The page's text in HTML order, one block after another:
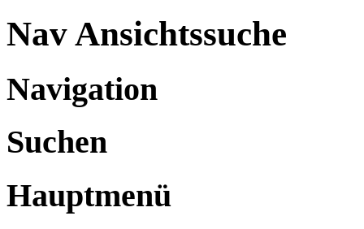
Nav Ansichtssuche
Navigation
Suchen
Hauptmenü